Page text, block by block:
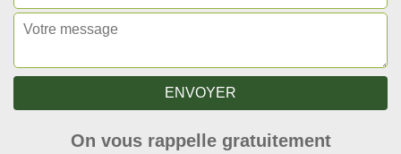
On vous rappelle gratuitement